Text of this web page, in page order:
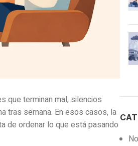
que terminan mal, silencios
tras semana. En esos casos, la
de ordenar lo que está pasando